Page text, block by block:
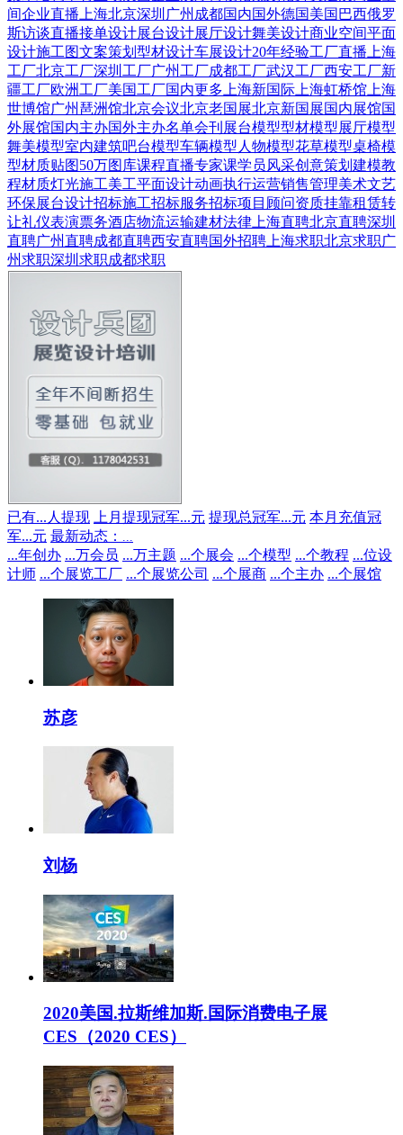
间企业直播 上海北京深圳 广州 成都国内国外德国美国 巴西俄罗
斯访谈直播接单设计展台设计展厅设计舞美设计商业空间平面
设计施工图文案策划 型材设计车展设计20年经验工厂直播 上海
工厂北京工厂深圳工厂广州工厂成都工厂武汉工厂西安工厂新
疆工厂欧洲工厂美国工厂国内更多 上海新国际 上海虹桥馆 上海
世博馆广州琶洲馆北京会议北京老国展北京新国展国内展馆国
外展馆国内主办国外主办名单会刊 展台模型型材模型展厅模型
舞美模型室内建筑吧台模型车辆模型 人物模型花草模型桌椅模
型材质贴图50万图库课程直播专家课学员风采创意策划 建模教
程材质灯光施工美工平面设计动画执行运营销售管理美术文艺
环保展台设计招标施工招标服务招标项目顾问资质挂靠租赁转
让礼仪表演票务酒店物流运输建材法律 上海直聘北京直聘深圳
直聘广州直聘成都直聘西安直聘国外招聘 上海求职北京求职广
州求职深圳求职成都求职
已有... 人提现 上月提现冠军...元 提现总冠军...元 本月充值冠
军...元 最新动态：
...年创办 ...万会员 ...万主题 ...个展会 ...个模型 ...个教程 ...位设
计师 ...个展览工厂 ...个展览公司 ...个展商 ...个主办 ...个展馆
苏彦
刘杨
2020美国.拉斯维加斯.国际消费电子展
CES（2020 CES）